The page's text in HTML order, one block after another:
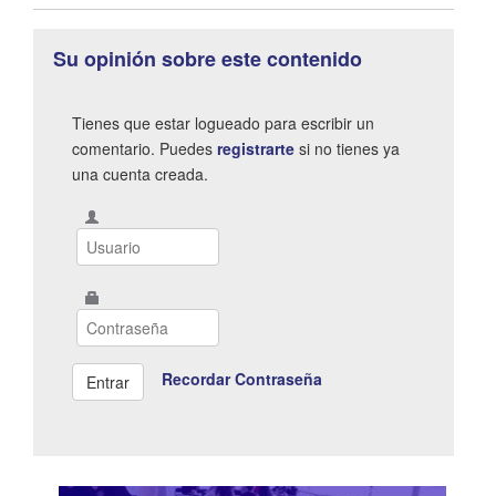
Su opinión sobre este contenido
Tienes que estar logueado para escribir un
comentario. Puedes registrarte si no tienes ya
una cuenta creada.
Recordar Contraseña